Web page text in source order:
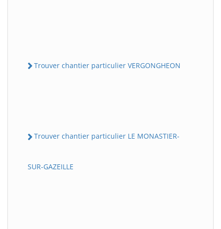
Trouver chantier particulier VERGONGHEON
Trouver chantier particulier LE MONASTIER-
SUR-GAZEILLE